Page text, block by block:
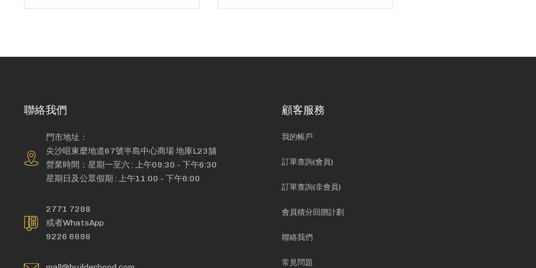
聯絡我們
門市地址：
尖沙咀東麼地道67號半島中心商場 地庫L23舖
營業時間：星期一至六 : 上午09:30 - 下午6:30
星期日及公眾假期 : 上午11:00 - 下午6:00
2771 7298
或者WhatsApp
9226 6698
顧客服務
我的帳戶
訂單查詢(會員)
訂單查詢(非會員)
會員積分回贈計劃
聯絡我們
常見問題